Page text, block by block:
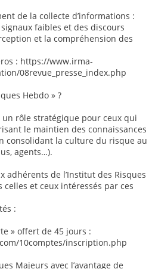
de la collecte d’informations :
faibles et des discours
et la compréhension des
: https://www.irma-
08revue_presse_index.php
Hebdo » ?
un rôle stratégique pour ceux qui
le maintien des connaissances
consolidant la culture du risque au
agents…).
adhérents de l’Institut des Risques
et ceux intéressés par ces
:
» offert de 45 jours :
10comptes/inscription.php
Majeurs avec l’avantage de